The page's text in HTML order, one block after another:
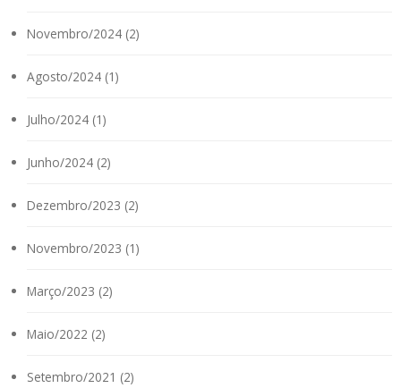
Novembro/2024 (2)
Agosto/2024 (1)
Julho/2024 (1)
Junho/2024 (2)
Dezembro/2023 (2)
Novembro/2023 (1)
Março/2023 (2)
Maio/2022 (2)
Setembro/2021 (2)